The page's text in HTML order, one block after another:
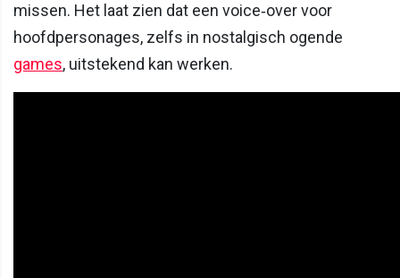
missen. Het laat zien dat een voice‑over voor
hoofdpersonages, zelfs in nostalgisch ogende
games, uitstekend kan werken.